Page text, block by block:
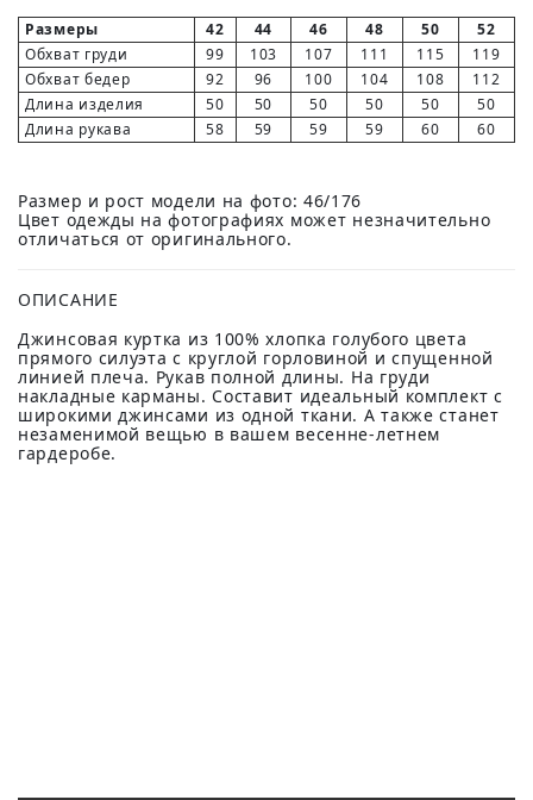
Размеры 42 44 46 48 50
52
Обхват груди
99 103 107 111 115
119
Обхват бедер
92 96 100 104 108
112
Длина изделия
50 50 50 50 50
50
Длина рукава
58 59 59 59 60 60
Размер и рост модели на фото: 46/176
Цвет одежды на фотографиях может незначительно
отличаться от оригинального.
ОПИСАНИЕ
Джинсовая куртка из 100% хлопка голубого цвета
прямого силуэта с круглой горловиной и спущенной
линией плеча. Рукав полной длины. На груди
накладные карманы. Составит идеальный комплект с
широкими джинсами из одной ткани. А также станет
незаменимой вещью в вашем весенне-летнем
гардеробе.